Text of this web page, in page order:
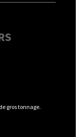
gros tonnage.